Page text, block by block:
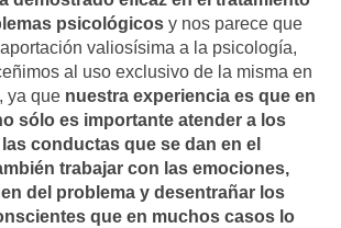
psicológicos y nos parece que
valiosísima a la psicología,
al uso exclusivo de la misma en
ya que nuestra experiencia es que en
sólo es importante atender a los
conductas que se dan en el
trabajar con las emociones,
del problema y desentrañar los
que en muchos casos lo